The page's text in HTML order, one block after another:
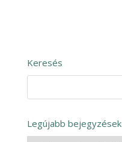
Keresés
Legújabb bejegyzések